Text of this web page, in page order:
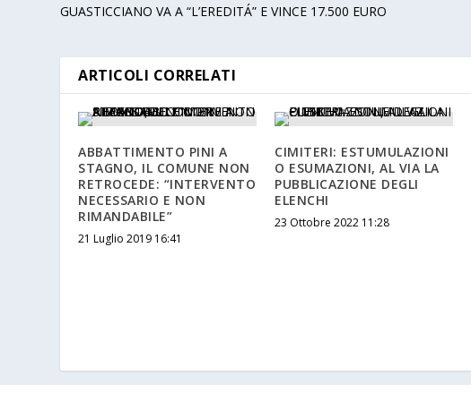
GUASTICCIANO VA A “L’EREDITÁ” E VINCE 17.500 EURO
ARTICOLI CORRELATI
ABBATTIMENTO PINI A
STAGNO, IL COMUNE NON
RETROCEDE: “INTERVENTO
NECESSARIO E NON
RIMANDABILE”
21 Luglio 2019 16:41
CIMITERI: ESTUMULAZIONI
O ESUMAZIONI, AL VIA LA
PUBBLICAZIONE DEGLI
ELENCHI
23 Ottobre 2022 11:28